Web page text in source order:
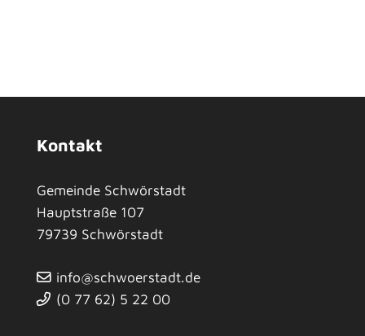
Kontakt
Gemeinde Schwörstadt
Hauptstraße 107
79739 Schwörstadt
info@schwoerstadt.de
(0 77 62) 5 22 00